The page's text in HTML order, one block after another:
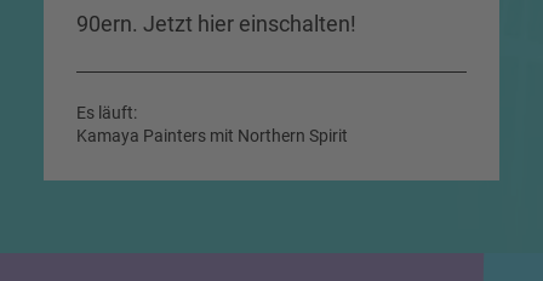
90ern. Jetzt hier einschalten!
Es läuft:
Kamaya Painters mit Northern Spirit